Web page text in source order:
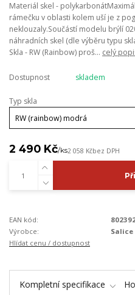
Materiál skel -
rámečku v oblasti kolem uší je z
neklouzaly.Součástí modelu brýlí
náhradních skel (dle výběru typu
Skla - RW (Rainbow) proš... celý
Dostupnost skladem
Typ skla
2 490 Kč/ks2 058 Kčbez DPH
EAN kód:
Výrobce:
Salice
Hlídat cenu / dostupnost
Kompletní specifikace